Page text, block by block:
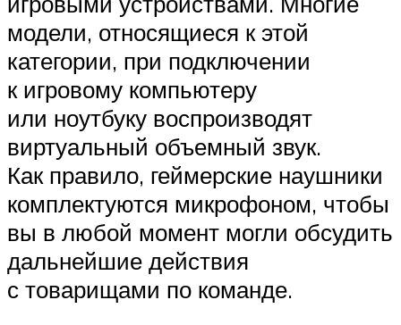
модели, относящиеся к этой
категории, при подключении
к игровому компьютеру
или ноутбуку воспроизводят
виртуальный объемный звук.
Как правило, геймерские наушники
комплектуются микрофоном, чтобы
вы в любой момент могли обсудить
дальнейшие действия
с товарищами по команде.